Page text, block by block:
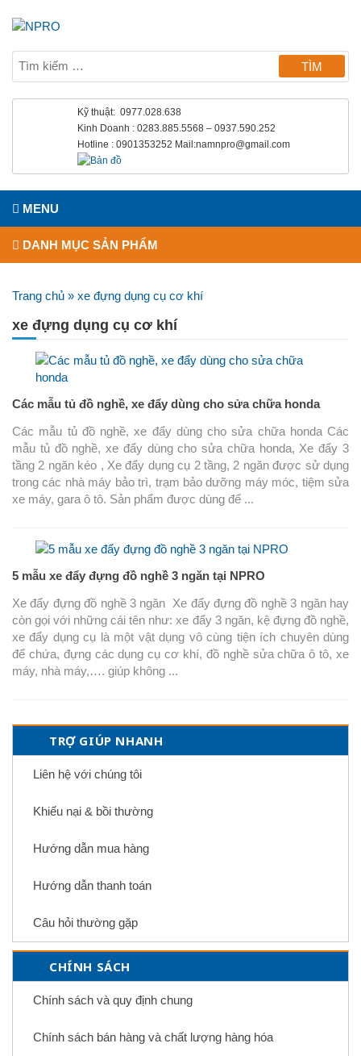
Kỹ thuật: 0977.028.638
Kinh Doanh : 0283.885.5568 – 0937.590.252
Hotline : 0901353252 Mail:namnpro@gmail.com
MENU
DANH MỤC SẢN PHẨM
Trang chủ » xe đựng dụng cụ cơ khí
xe đựng dụng cụ cơ khí
Các mẫu tủ đồ nghề, xe đẩy dùng cho sửa chữa honda
Các mẫu tủ đồ nghề, xe đẩy dùng cho sửa chữa honda Các
mẫu tủ đồ nghề, xe đẩy dùng cho sửa chữa honda, Xe đẩy 3
tầng 2 ngăn kéo , Xe đẩy dụng cụ 2 tầng, 2 ngăn được sử dụng
trong các nhà máy bảo trì, trạm bảo dưỡng máy móc, tiệm sửa
xe máy, gara ô tô. Sản phẩm được dùng để ...
5 mẫu xe đẩy đựng đồ nghề 3 ngăn tại NPRO
Xe đẩy đựng đồ nghề 3 ngăn Xe đẩy đựng đồ nghề 3 ngăn hay
còn gọi với những cái tên như: xe đẩy 3 ngăn, kệ đựng đồ nghề,
xe đẩy dụng cụ là một vật dụng vô cùng tiện ích chuyên dùng
để chứa, đựng các dụng cụ cơ khí, đồ nghề sửa chữa ô tô, xe
máy, nhà máy,…. giúp không ...
TRỢ GIÚP NHANH
Liên hệ với chúng tôi
Khiếu nại & bồi thường
Hướng dẫn mua hàng
Hướng dẫn thanh toán
Câu hỏi thường gặp
CHÍNH SÁCH
Chính sách và quy định chung
Chính sách bán hàng và chất lượng hàng hóa